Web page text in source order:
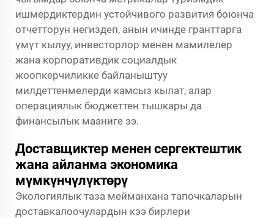
ишмердиктердин устойчивого развития боюнча
отчетторун негиздеп, анын ичинде гранттарга
үмүт кылуу, инвесторлор менен мамилелер
жана корпоративдик социалдык
жоопкерчиликке байланыштуу
милдеттенмелерди камсыз кылат, алар
операциялык бюджеттен тышкары да
финансылык мааниге ээ.
Доставщиктер менен сергектештик
жана айланма экономика
мүмкүнчүлүктөрү
Экологиялык таза мейманхана тапочкаларын
доставкалоочулардын кээ бирлери